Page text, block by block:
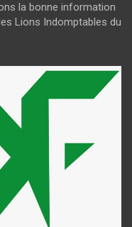
la bonne information
Lions Indomptables du